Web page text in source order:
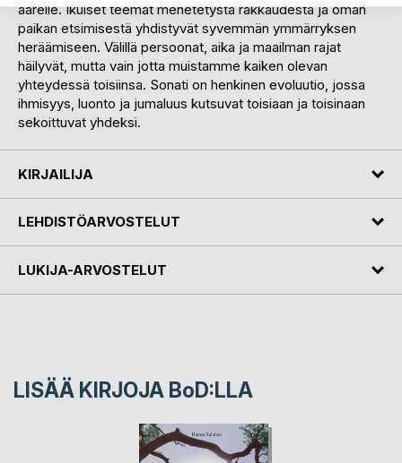
äärelle. Ikuiset teemat menetetystä rakkaudesta ja oman
paikan etsimisestä yhdistyvät syvemmän ymmärryksen
heräämiseen. Välillä persoonat, aika ja maailman rajat
häilyvät, mutta vain jotta muistamme kaiken olevan
yhteydessä toisiinsa. Sonati on henkinen evoluutio, jossa
ihmisyys, luonto ja jumaluus kutsuvat toisiaan ja toisinaan
sekoittuvat yhdeksi.
KIRJAILIJA
LEHDISTÖARVOSTELUT
LUKIJA-ARVOSTELUT
LISÄÄ KIRJOJA BoD:LLA